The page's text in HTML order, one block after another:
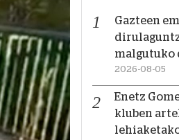
Gazteen
malgutuko
2026-08-05
Enetz
kluben